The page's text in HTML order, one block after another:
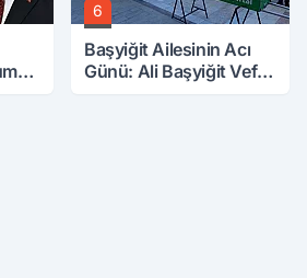
6
Başyiğit Ailesinin Acı
Günü: Ali Başyiğit Vefat